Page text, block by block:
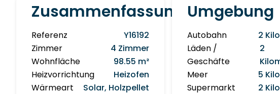
Zusammenfassung
Referenz
Y16192
Zimmer
4 Zimmer
Wohnfläche
98.55 m²
Heizvorrichtung
Heizofen
Wärmeart
Solar, Holzpellet
Umgebung
Autobahn
2
Läden /
Geschäfte
2
Meer
5
Supermarkt
2